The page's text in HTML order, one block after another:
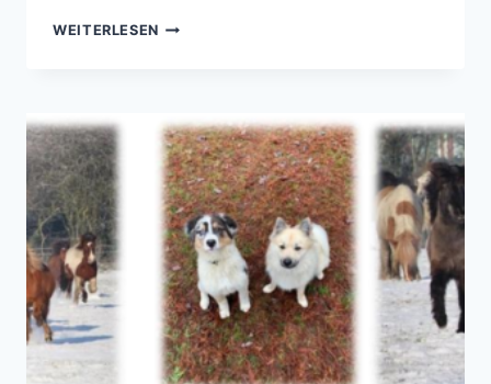
WEITERLESEN EINLADUNG
–
14.03.2026